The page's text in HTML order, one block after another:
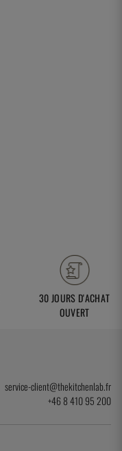
30 JOURS D'ACHAT
OUVERT
service-client@thekitchenlab.fr
+46 8 410 95 200